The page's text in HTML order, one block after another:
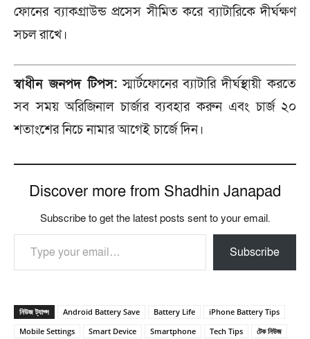
ফোনের ব্যাকগ্রাউন্ড প্রসেস সীমিত করে ব্যাটারিকে দীর্ঘক্ষণ
সচল রাখে।
স্বাধীন জনপদ টিপস:স্মার্টফোনের ব্যাটারি দীর্ঘস্থায়ী করতে
সব সময় অরিজিনাল চার্জার ব্যবহার করুন এবং চার্জ ২০
শতাংশের নিচে নামার আগেই চার্জে দিন।
Discover more from Shadhin Janapad
Subscribe to get the latest posts sent to your email.
Type your email…
Subscribe
নিউজ ট্যাগ্স Android Battery Save Battery Life
iPhone Battery Tips
Mobile Settings
Smart Device Smartphone Tech Tips
টেক নিউজ